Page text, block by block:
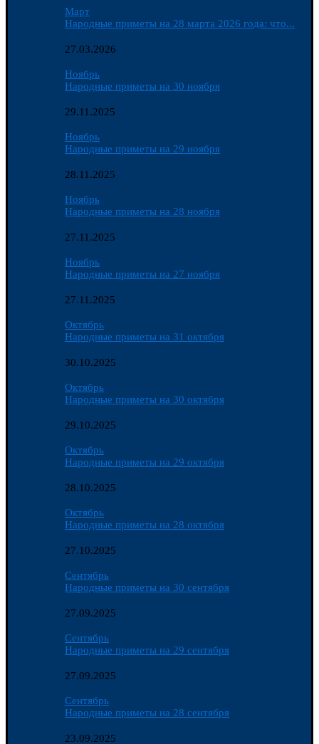
Март
Народные приметы на 28 марта 2026 года: что...
27.03.2026
Ноябрь
Народные приметы на 30 ноября
29.11.2025
Ноябрь
Народные приметы на 29 ноября
28.11.2025
Ноябрь
Народные приметы на 28 ноября
27.11.2025
Ноябрь
Народные приметы на 27 ноября
27.11.2025
Октябрь
Народные приметы на 31 октября
30.10.2025
Октябрь
Народные приметы на 30 октября
29.10.2025
Октябрь
Народные приметы на 29 октября
28.10.2025
Октябрь
Народные приметы на 28 октября
27.10.2025
Сентябрь
Народные приметы на 30 сентября
27.09.2025
Сентябрь
Народные приметы на 29 сентября
27.09.2025
Сентябрь
Народные приметы на 28 сентября
23.09.2025